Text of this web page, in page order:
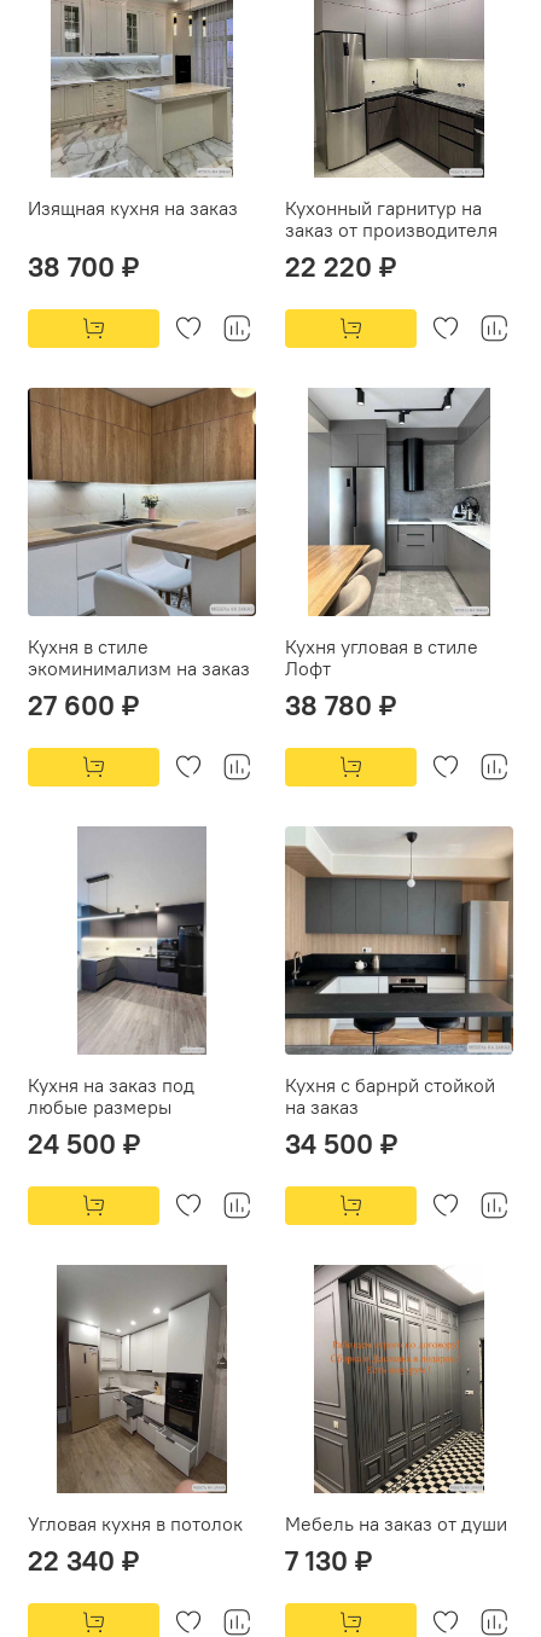
Изящная кухня на заказ
38 700 ₽
Кухонный гарнитур на
заказ от производителя
22 220 ₽
Кухня в стиле
экоминимализм на заказ
27 600 ₽
Кухня угловая в стиле
Лофт
38 780 ₽
Кухня на заказ под
любые размеры
24 500 ₽
Кухня с барнрй стойкой
на заказ
34 500 ₽
Угловая кухня в потолок
22 340 ₽
Мебель на заказ от души
7 130 ₽